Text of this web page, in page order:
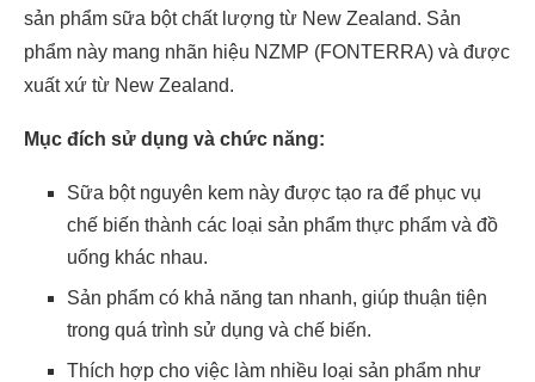
sản phẩm sữa bột chất lượng từ New Zealand. Sản
phẩm này mang nhãn hiệu NZMP (FONTERRA) và được
xuất xứ từ New Zealand.
Mục đích sử dụng và chức năng:
Sữa bột nguyên kem này được tạo ra để phục vụ
chế biến thành các loại sản phẩm thực phẩm và đồ
uống khác nhau.
Sản phẩm có khả năng tan nhanh, giúp thuận tiện
trong quá trình sử dụng và chế biến.
Thích hợp cho việc làm nhiều loại sản phẩm như